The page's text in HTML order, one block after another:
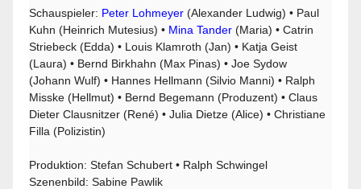
Schauspieler: Peter Lohmeyer (Alexander Ludwig) • Paul
Kuhn (Heinrich Mutesius) • Mina Tander (Maria) • Catrin
Striebeck (Edda) • Louis Klamroth (Jan) • Katja Geist
(Laura) • Bernd Birkhahn (Max Pinas) • Joe Sydow
(Johann Wulf) • Hannes Hellmann (Silvio Manni) • Ralph
Misske (Hellmut) • Bernd Begemann (Produzent) • Claus
Dieter Clausnitzer (René) • Julia Dietze (Alice) • Christiane
Filla (Polizistin)
Produktion: Stefan Schubert • Ralph Schwingel
Szenenbild: Sabine Pawlik